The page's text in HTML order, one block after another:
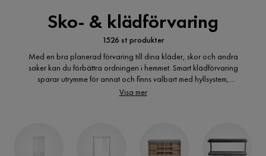
Sko- & klädförvaring
1526 st produkter
Med en bra planerad förvaring till dina kläder, skor och andra
saker kan du förbättra ordningen i hemmet. Smart klädförvaring
sparar utrymme för annat och finns valbart med hyllsystem,
klädstänger och draperier, som du kan kombinera på flera sätt.
Visa mer